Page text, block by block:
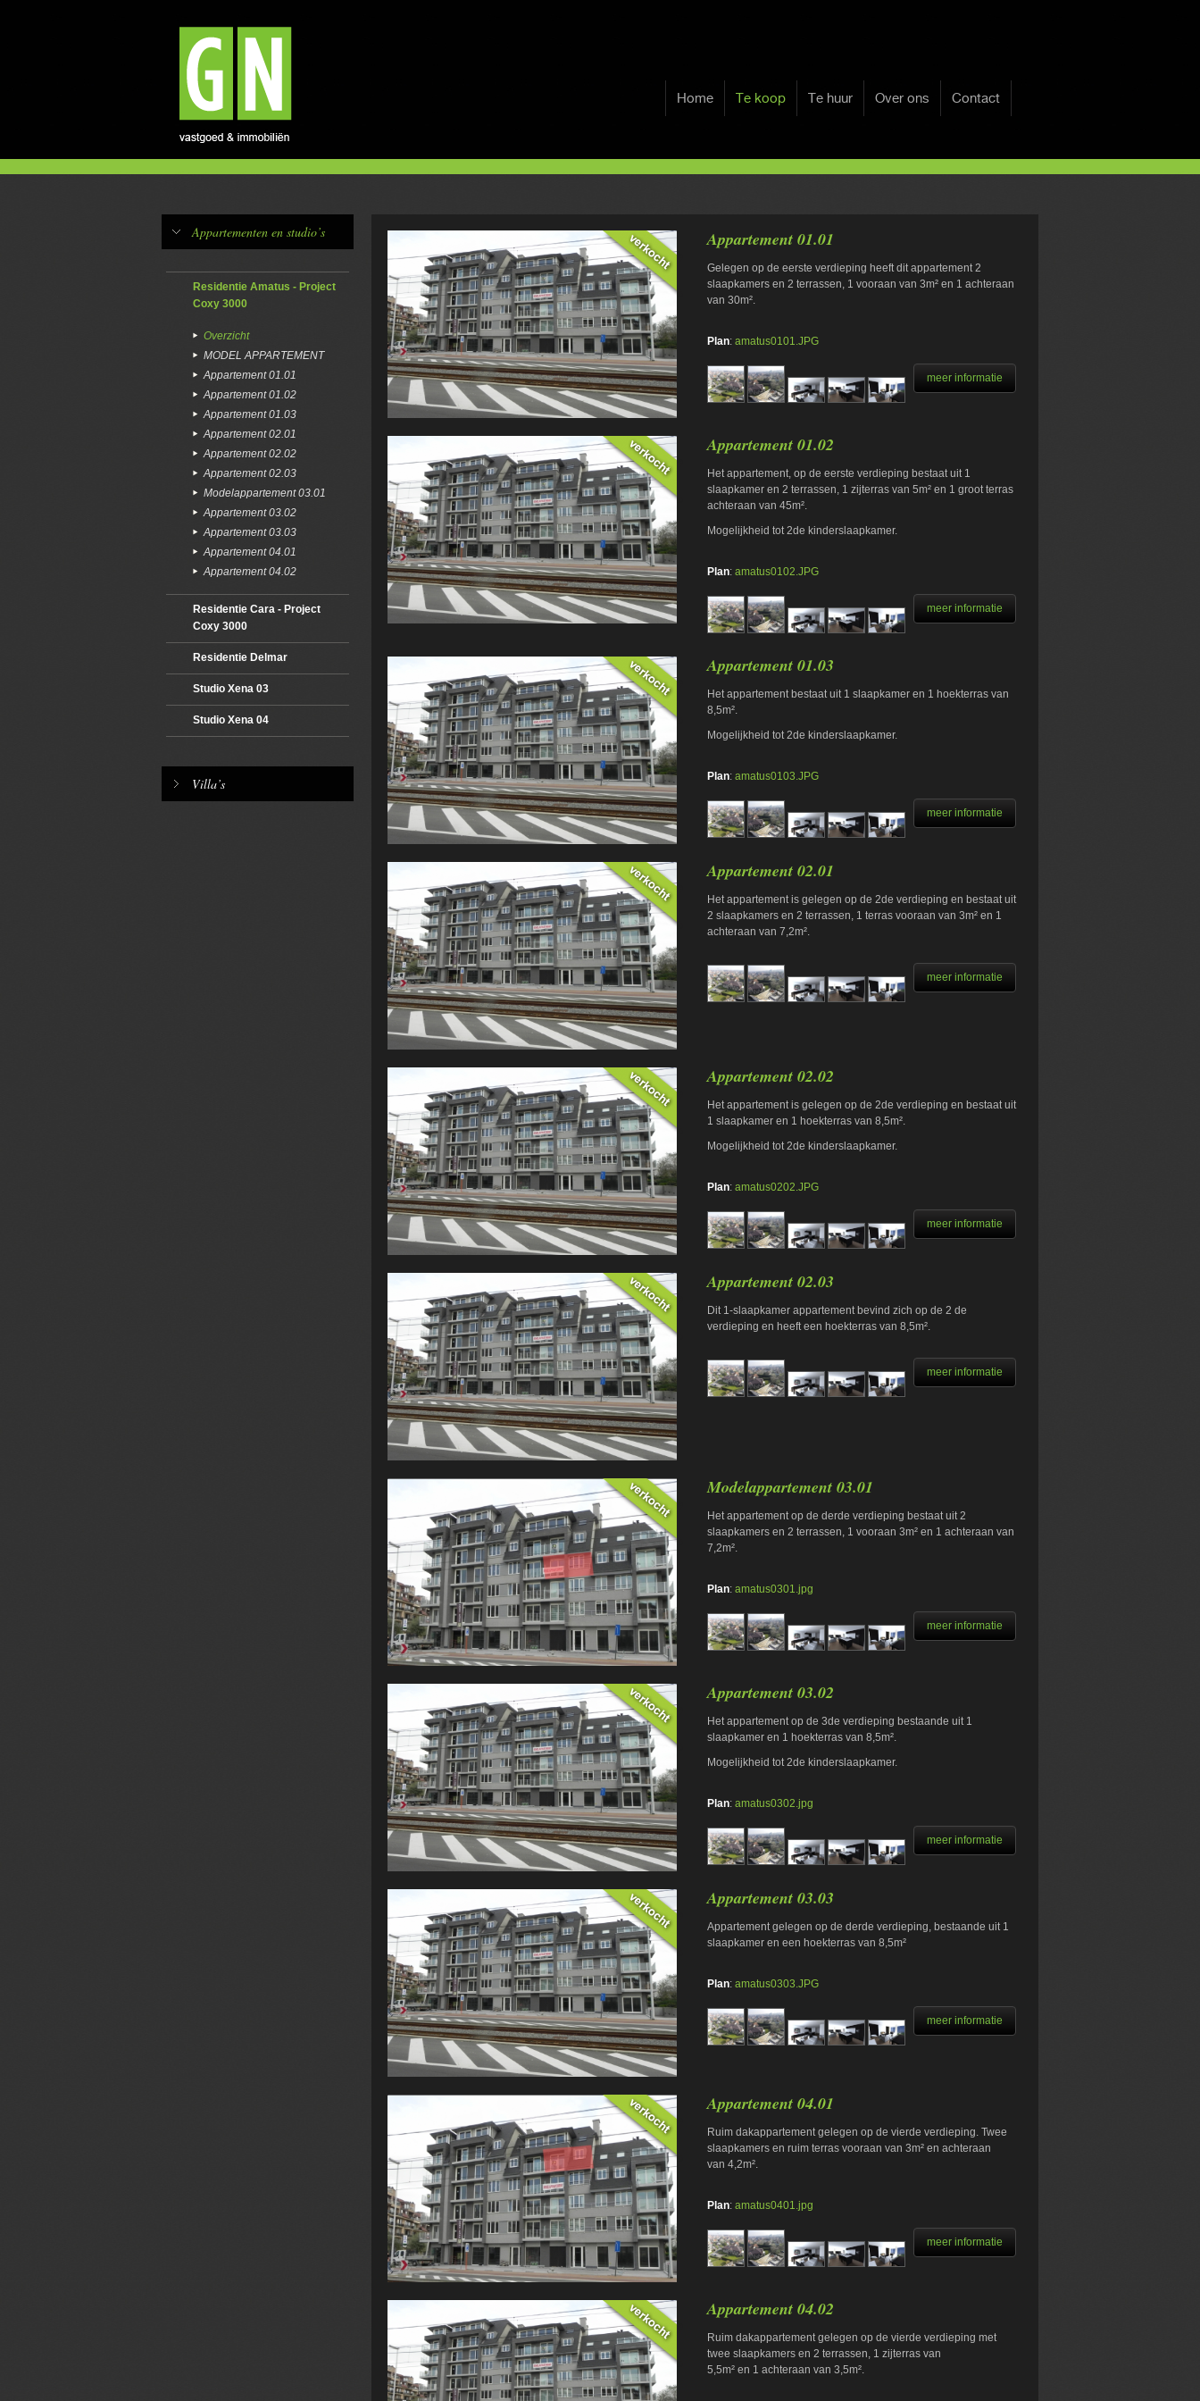
Home Te koop Te huur Over ons Contact
Appartementen en studio’s
Residentie Amatus - Project
Coxy 3000
Overzicht
MODEL APPARTEMENT
Appartement 01.01
Appartement 01.02
Appartement 01.03
Appartement 02.01
Appartement 02.02
Appartement 02.03
Modelappartement 03.01
Appartement 03.02
Appartement 03.03
Appartement 04.01
Appartement 04.02
Residentie Cara - Project
Coxy 3000
Residentie Delmar
Studio Xena 03
Studio Xena 04
Villa’s
Appartement 01.01
Gelegen op de eerste verdieping heeft dit appartement 2
slaapkamers en 2 terrassen, 1 vooraan van 3m² en 1 achteraan
van 30m².
Plan: amatus0101.JPG
meer informatie
Appartement 01.02
Het appartement, op de eerste verdieping bestaat uit 1
slaapkamer en 2 terrassen, 1 zijterras van 5m² en 1 groot terras
achteraan van 45m².
Mogelijkheid tot 2de kinderslaapkamer.
Plan: amatus0102.JPG
meer informatie
Appartement 01.03
Het appartement bestaat uit 1 slaapkamer en 1 hoekterras van
8,5m².
Mogelijkheid tot 2de kinderslaapkamer.
Plan: amatus0103.JPG
meer informatie
Appartement 02.01
Het appartement is gelegen op de 2de verdieping en bestaat uit
2 slaapkamers en 2 terrassen, 1 terras vooraan van 3m² en 1
achteraan van 7,2m².
meer informatie
Appartement 02.02
Het appartement is gelegen op de 2de verdieping en bestaat uit
1 slaapkamer en 1 hoekterras van 8,5m².
Mogelijkheid tot 2de kinderslaapkamer.
Plan: amatus0202.JPG
meer informatie
Appartement 02.03
Dit 1-slaapkamer appartement bevind zich op de 2 de
verdieping en heeft een hoekterras van 8,5m².
meer informatie
Modelappartement 03.01
Het appartement op de derde verdieping bestaat uit 2
slaapkamers en 2 terrassen, 1 vooraan 3m² en 1 achteraan van
7,2m².
Plan: amatus0301.jpg
meer informatie
Appartement 03.02
Het appartement op de 3de verdieping bestaande uit 1
slaapkamer en 1 hoekterras van 8,5m².
Mogelijkheid tot 2de kinderslaapkamer.
Plan: amatus0302.jpg
meer informatie
Appartement 03.03
Appartement gelegen op de derde verdieping, bestaande uit 1
slaapkamer en een hoekterras van 8,5m²
Plan: amatus0303.JPG
meer informatie
Appartement 04.01
Ruim dakappartement gelegen op de vierde verdieping. Twee
slaapkamers en ruim terras vooraan van 3m² en achteraan
van 4,2m².
Plan: amatus0401.jpg
meer informatie
Appartement 04.02
Ruim dakappartement gelegen op de vierde verdieping met
twee slaapkamers en 2 terrassen, 1 zijterras van
5,5m² en 1 achteraan van 3,5m².